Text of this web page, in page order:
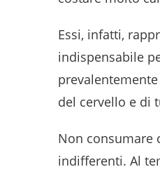
Essi, infatti,
indispensabile
del cervello e di
Non consumare
indifferenti. Al